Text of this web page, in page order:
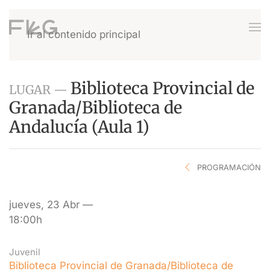
Ir al contenido principal
LUGAR — Biblioteca Provincial de
Granada/Biblioteca de
Andalucía (Aula 1)
PROGRAMACIÓN
jueves, 23 Abr —
18:00h
Juvenil
Biblioteca Provincial de Granada/Biblioteca de